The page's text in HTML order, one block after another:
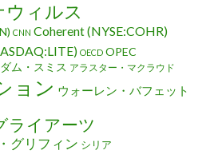
ウィルス
CNN Coherent (NYSE:COHR)
OECD OPEC
ム・スミス アラスター・マクラウド
ョン ウォーレン・バフェット
ライアーツ
グリフィン シリア